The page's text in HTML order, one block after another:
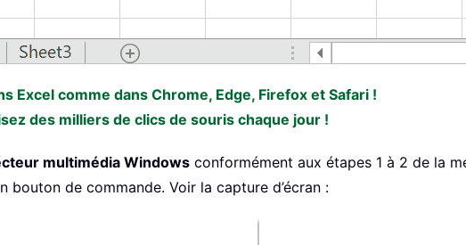
Excel comme dans Chrome, Edge, Firefox et Safari !
des milliers de clics de souris chaque jour !
multimédia Windows conformément aux étapes 1 à 2 de la
bouton de commande. Voir la capture d’écran :